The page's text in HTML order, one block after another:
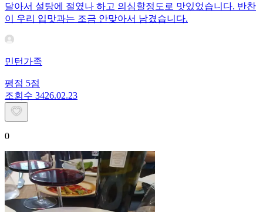
달아서 설탕에 절였나 하고 의심할정도로 맛있었습니다. 반찬
이 우리 입맛과는 조금 안맞아서 남겼습니다.
민턴가족
평점 5점
조회수 3426.02.23
0